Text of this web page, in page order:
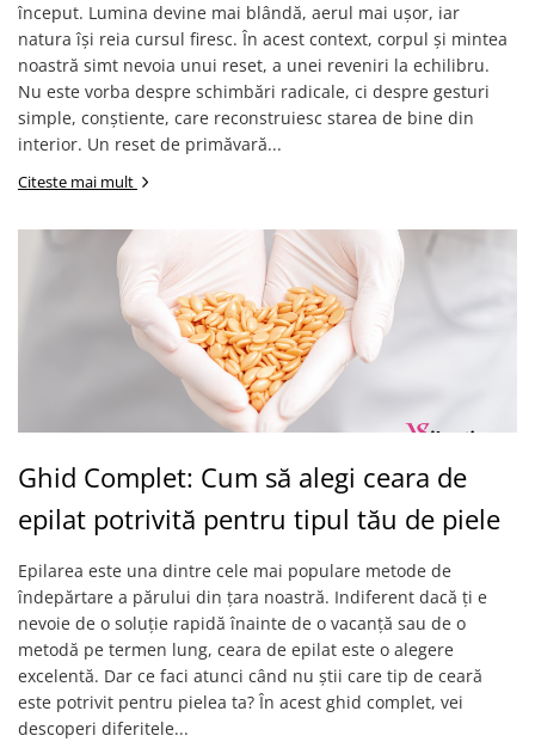
început. Lumina devine mai blândă, aerul mai ușor, iar
natura își reia cursul firesc. În acest context, corpul și mintea
noastră simt nevoia unui reset, a unei reveniri la echilibru.
Nu este vorba despre schimbări radicale, ci despre gesturi
simple, conștiente, care reconstruiesc starea de bine din
interior. Un reset de primăvară...
Citeste mai mult
Ghid Complet: Cum să alegi ceara de
epilat potrivită pentru tipul tău de piele
Epilarea este una dintre cele mai populare metode de
îndepărtare a părului din țara noastră. Indiferent dacă ți e
nevoie de o soluție rapidă înainte de o vacanță sau de o
metodă pe termen lung, ceara de epilat este o alegere
excelentă. Dar ce faci atunci când nu știi care tip de ceară
este potrivit pentru pielea ta? În acest ghid complet, vei
descoperi diferitele...